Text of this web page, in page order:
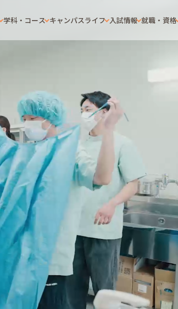
学科・コース キャンパスライフ 入試情報 就職・資格